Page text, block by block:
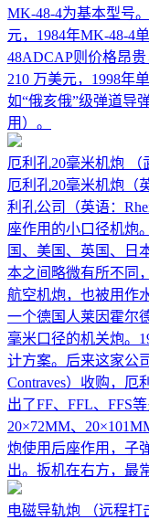
MK-48-4为基本型号
元，1984年MK-48-4
48ADCAP则价格昂
210 万美元，1998年
如“俄亥俄”级弹道导
用）。
厄利孔20毫米机炮
厄利孔20毫米机炮（
利孔公司（英语：
座作用的小口径机炮
国、美国、英国、日
本之间略微有所不同
航空机炮，也被用作
一个德国人莱因霍尔
毫米口径的机关炮。
计方案。后来这家公
Contraves）收购，
出了FF、FFL、FFS
20×72MM、
炮使用后座作用，子
出。扳机在右方，最
电磁导轨炮
（远程打